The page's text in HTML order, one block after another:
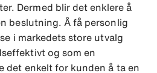
Dermed blir det enklere å
beslutning. Å få personlig
i markedets store utvalg
og som en
det enkelt for kunden å ta en